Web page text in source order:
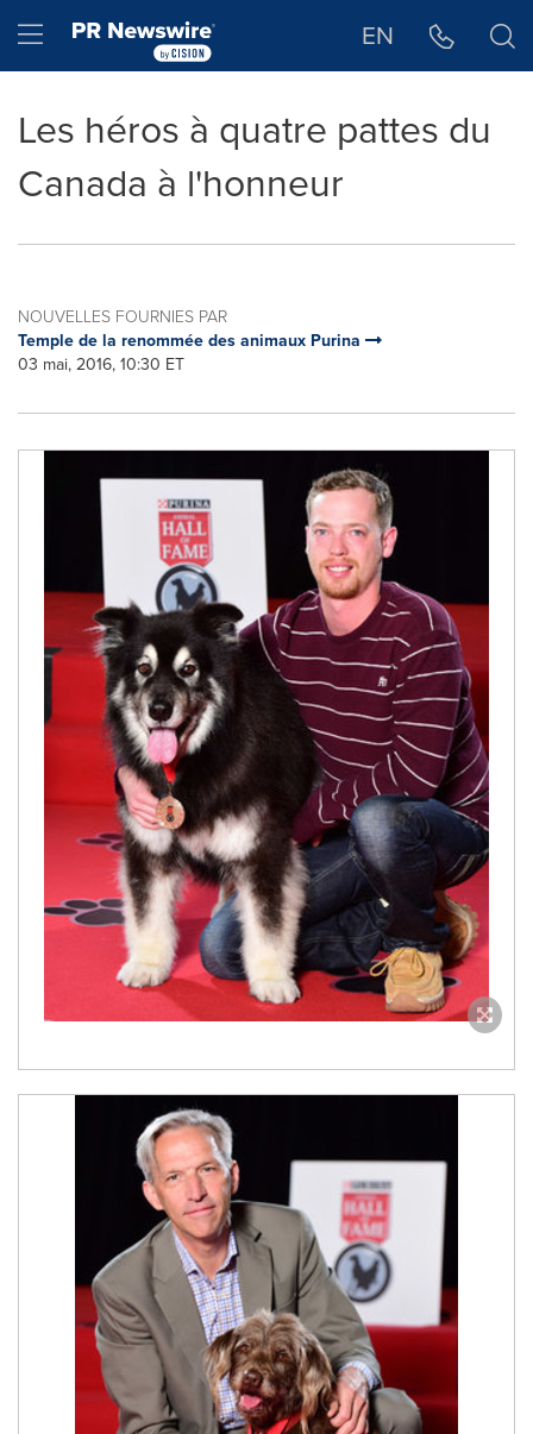
Hamburger menu EN
Les héros à quatre pattes du
Canada à l'honneur
NOUVELLES FOURNIES PAR
Temple de la renommée des animaux Purina
03 mai, 2016, 10:30 ET